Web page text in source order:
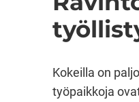
Kokeilla on
työpaikkoja